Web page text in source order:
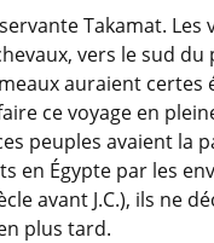
Takamat. Les
vers le sud du
auraient certes
ce voyage en
peuples avaient la
en Égypte par les
avant J.C.), ils ne
plus tard.